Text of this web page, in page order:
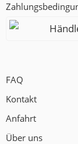
FAQ
Kontakt
Anfahrt
Über uns